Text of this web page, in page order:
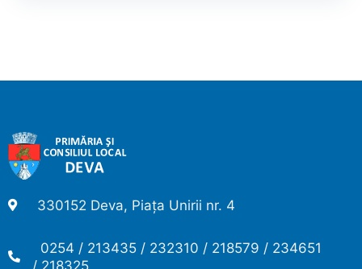
330152 Deva, Piața Unirii nr. 4
0254 / 213435 / 232310 / 218579 / 234651
/ 218325